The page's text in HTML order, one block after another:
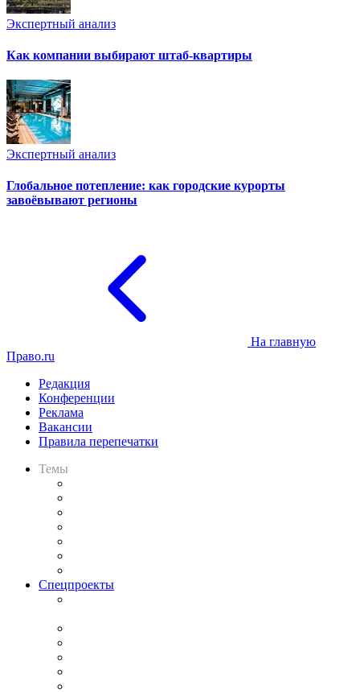
Экспертный анализ
Как компании выбирают штаб-квартиры
Экспертный анализ
Глобальное потепление: как городские курорты
завоёвывают регионы
На главную
Право.ru
Редакция
Конференции
Реклама
Вакансии
Правила перепечатки
Темы
Спецпроекты